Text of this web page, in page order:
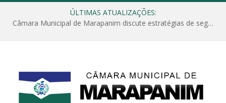
ÚLTIMAS ATUALIZAÇÕES:
Câmara Municipal de Marapanim discute estratégias de segurança com autoridades e poder executivo